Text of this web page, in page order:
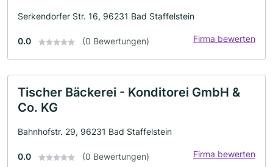
Serkendorfer Str. 16, 96231 Bad Staffelstein
0.0 (0 Bewertungen) Firma bewerten
Tischer Bäckerei - Konditorei GmbH &
Co. KG
Bahnhofstr. 29, 96231 Bad Staffelstein
0.0 (0 Bewertungen) Firma bewerten